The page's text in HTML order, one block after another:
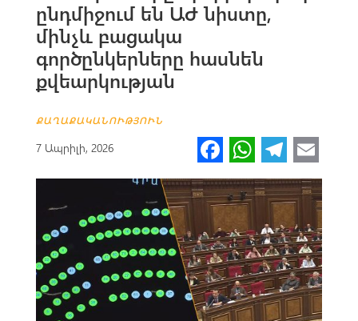
ընդմիջում են ԱԺ նիստը,
մինչև բացակա
գործընկերները հասնեն
քվեարկության
ՔԱՂԱՔԱԿԱՆՈՒԹՅՈՒՆ
7 Ապրիլի, 2026 Fa
ce
b
o
o
k
W
h
at
s
A
p
p
Te
le
gr
a
m
m
ail